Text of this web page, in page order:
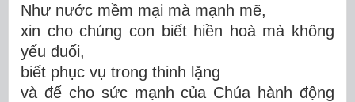
Như nước mềm mại mà mạnh mẽ,
xin cho chúng con biết hiền hoà mà không
yếu đuối,
biết phục vụ trong thinh lặng
và để cho sức mạnh của Chúa hành động